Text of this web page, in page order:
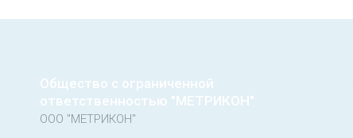
Общество с ограниченной
ответственностью "МЕТРИКОН"
ООО "МЕТРИКОН"